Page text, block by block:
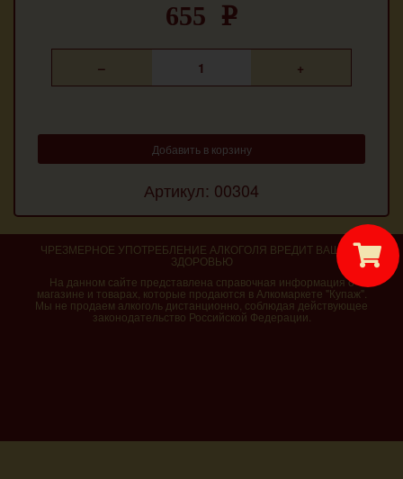
655 k
Добавить в корзину
Артикул: 00304
ЧРЕЗМЕРНОЕ УПОТРЕБЛЕНИЕ АЛКОГОЛЯ ВРЕДИТ ВАШЕМУ
ЗДОРОВЬЮ
На данном сайте представлена справочная информация о
магазине и товарах, которые продаются в Алкомаркете "Купаж".
Мы не продаем алкоголь дистанционно, соблюдая действующее
законодательство Российской Федерации.